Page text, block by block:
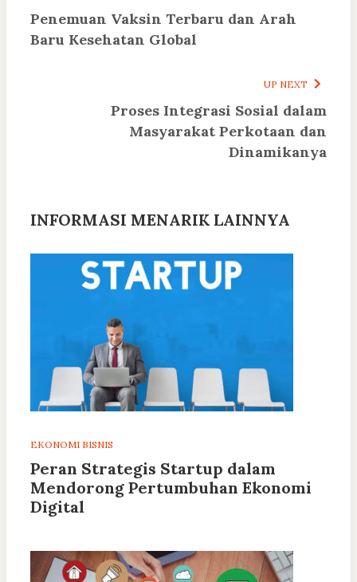
Penemuan Vaksin Terbaru dan Arah
Baru Kesehatan Global
UP NEXT
Proses Integrasi Sosial dalam
Masyarakat Perkotaan dan
Dinamikanya
INFORMASI MENARIK LAINNYA
EKONOMI BISNIS
Peran Strategis Startup dalam
Mendorong Pertumbuhan Ekonomi
Digital